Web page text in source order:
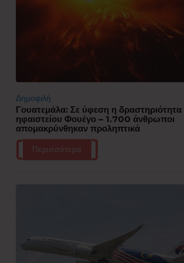
Δημοφιλή
Γουατεμάλα: Σε ύφεση η δραστηριότητα
ηφαιστείου Φουέγο – 1.700 άνθρωποι
απομακρύνθηκαν προληπτικά
Περισσότερα